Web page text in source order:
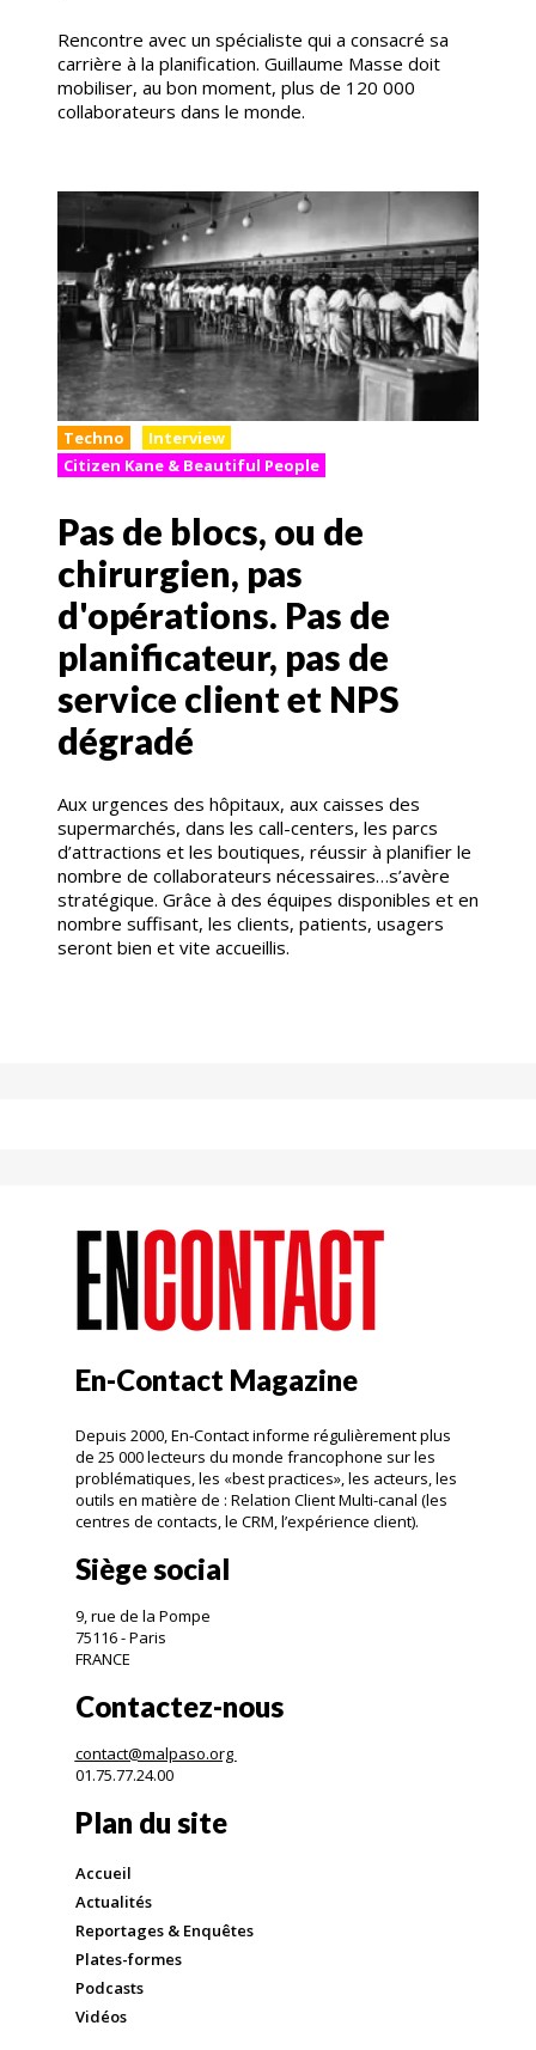
Rencontre avec un spécialiste qui a consacré sa
carrière à la planification. Guillaume Masse doit
mobiliser, au bon moment, plus de 120 000
collaborateurs dans le monde.
Techno
Interview
Citizen Kane & Beautiful People
Pas de blocs, ou de
chirurgien, pas
d'opérations. Pas de
planificateur, pas de
service client et NPS
dégradé
Aux urgences des hôpitaux, aux caisses des
supermarchés, dans les call-centers, les parcs
d’attractions et les boutiques, réussir à planifier le
nombre de collaborateurs nécessaires…s’avère
stratégique. Grâce à des équipes disponibles et en
nombre suffisant, les clients, patients, usagers
seront bien et vite accueillis.
En-Contact Magazine
Depuis 2000, En-Contact informe régulièrement plus
de 25 000 lecteurs du monde francophone sur les
problématiques, les «best practices», les acteurs, les
outils en matière de : Relation Client Multi-canal (les
centres de contacts, le CRM, l’expérience client).
Siège social
9, rue de la Pompe
75116 - Paris
FRANCE
Contactez-nous
contact@malpaso.org
01.75.77.24.00
Plan du site
Accueil
Actualités
Reportages & Enquêtes
Plates-formes
Podcasts
Vidéos